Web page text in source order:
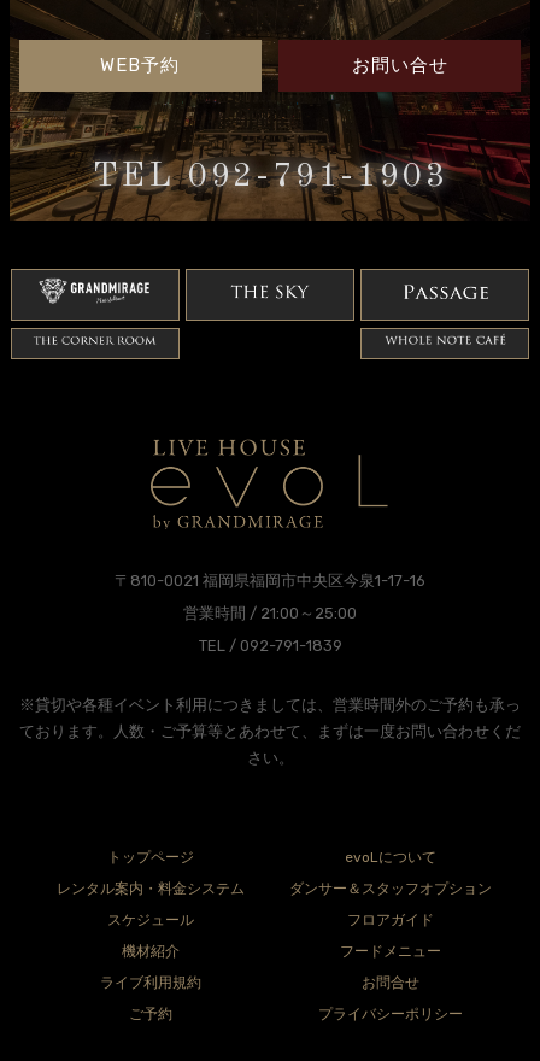
WEB予約 お問い合せ
TEL 092-791-1903
〒810-0021 福岡県福岡市中央区今泉1-17-16
営業時間 / 21:00～25:00
TEL / 092-791-1839
※貸切や各種イベント利用につきましては、営業時間外のご予約も承っ
ております。人数・ご予算等とあわせて、まずは一度お問い合わせくだ
さい。
トップページ
evoLについて
レンタル案内・料金システム
ダンサー＆スタッフオプション
スケジュール
フロアガイド
機材紹介
フードメニュー
ライブ利用規約
お問合せ
ご予約
プライバシーポリシー